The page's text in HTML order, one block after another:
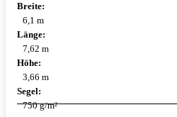
Breite:
6,1 m
Länge:
7,62 m
Höhe:
3,66 m
Segel:
750 g/m²